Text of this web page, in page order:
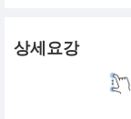
상세요강